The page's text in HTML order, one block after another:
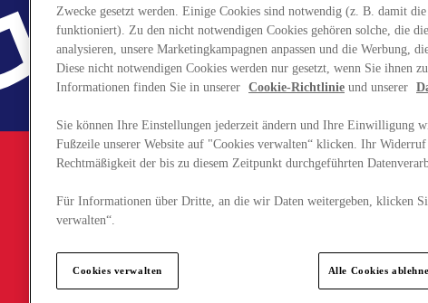
Zwecke gesetzt werden. Einige Cookies sind notwendig (z. B. damit die
funktioniert). Zu den nicht notwendigen Cookies gehören solche, die
analysieren, unsere Marketingkampagnen anpassen und die Werbung,
Diese nicht notwendigen Cookies werden nur gesetzt, wenn Sie ihnen
Informationen finden Sie in unserer Cookie-Richtlinie und unserer
Sie können Ihre Einstellungen jederzeit ändern und Ihre Einwilligung
Fußzeile unserer Website auf "Cookies verwalten“ klicken. Ihr
Rechtmäßigkeit der bis zu diesem Zeitpunkt durchgeführten
Für Informationen über Dritte, an die wir Daten weitergeben, klicken
verwalten“.
Cookies verwalten Alle Cookies